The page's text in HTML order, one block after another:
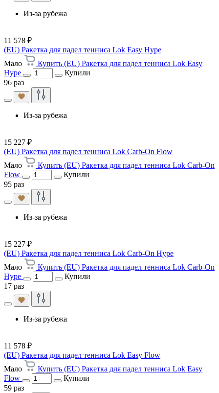
Из-за рубежа
11 578 ₽
(EU) Ракетка для падел тенниса Lok Easy Hype
Мало
Купить (EU) Ракетка для падел тенниса Lok Easy
Hype
Купили
96 раз
Из-за рубежа
15 227 ₽
(EU) Ракетка для падел тенниса Lok Carb-On Flow
Мало
Купить (EU) Ракетка для падел тенниса Lok Carb-On
Flow
Купили
95 раз
Из-за рубежа
15 227 ₽
(EU) Ракетка для падел тенниса Lok Carb-On Hype
Мало
Купить (EU) Ракетка для падел тенниса Lok Carb-On
Hype
Купили
17 раз
Из-за рубежа
11 578 ₽
(EU) Ракетка для падел тенниса Lok Easy Flow
Мало
Купить (EU) Ракетка для падел тенниса Lok Easy
Flow
Купили
59 раз